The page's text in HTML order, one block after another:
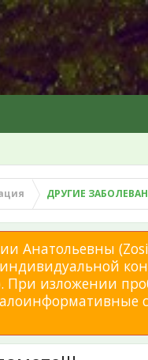
ДРУГИЕ
Анатольевны
При изложении